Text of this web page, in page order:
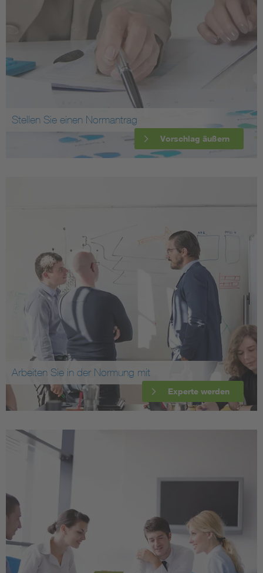
Stellen Sie einen Normantrag
Vorschlag äußern
Arbeiten Sie in der Normung mit
Experte werden